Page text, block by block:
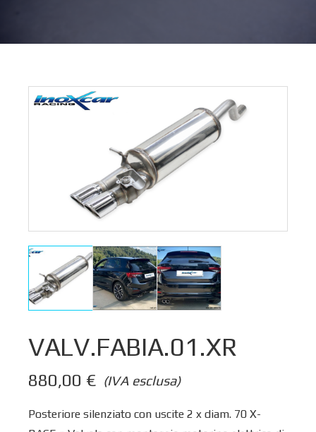
VALV.FABIA.01.XR
(IVA esclusa)
880,00 €
Posteriore silenziato con uscite 2 x diam. 70 X-